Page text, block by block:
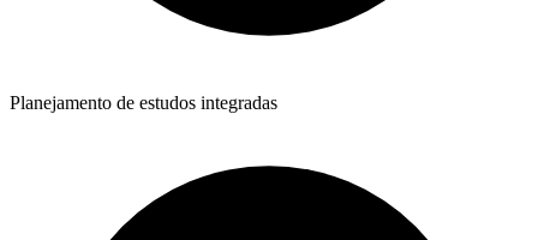
Planejamento de estudos integradas